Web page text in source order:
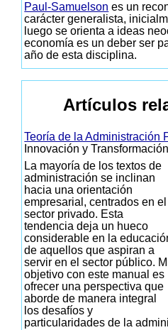
Paul-Samuelson es un
carácter generalista,
luego se orienta a ideas
economía es un deber ser
año de esta disciplina.
Artículos
Teoría de la Administración
Innovación y Transformación
La mayoría de los textos de
administración se inclinan
hacia una orientación
empresarial, centrados en el
sector privado. Esta
tendencia deja un hueco
considerable en la
de aquellos que aspiran a
servir en el sector público.
objetivo con este manual es
ofrecer una perspectiva que
aborde de manera integral
los desafíos y
particularidades de la